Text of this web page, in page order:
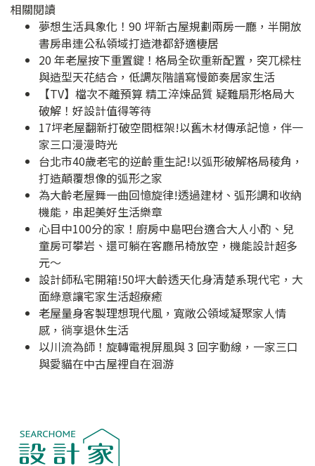
相關閱讀
夢想生活具象化！90 坪新古屋規劃兩房一廳，半開放
書房串連公私領域打造港都舒適棲居
20 年老屋按下重置鍵！格局全砍重新配置，突兀樑柱
與造型天花結合，低調灰階譜寫慢節奏居家生活
【TV】檔次不離預算 精工淬煉品質 疑難扇形格局大
破解！好設計值得等待
17坪老屋翻新打破空間框架!以舊木材傳承記憶，伴一
家三口漫漫時光
台北市40歲老宅的逆齡重生記!以弧形破解格局稜角，
打造顛覆想像的弧形之家
為大齡老屋舞一曲回憶旋律!透過建材、弧形調和收納
機能，串起美好生活樂章
心目中100分的家！廚房中島吧台適合大人小酌、兒
童房可攀岩、還可躺在客廳吊椅放空，機能設計超多
元～
設計師私宅開箱!50坪大齡透天化身清楚系現代宅，大
面綠意讓宅家生活超療癒
老屋量身客製理想現代風，寬敞公領域凝聚家人情
感，徜享退休生活
以川流為師！旋轉電視屏風與 3 回字動線，一家三口
與愛貓在中古屋裡自在洄游